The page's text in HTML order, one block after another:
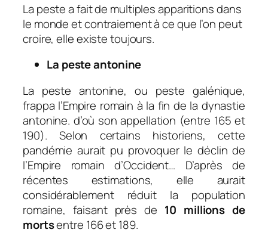
La peste a fait de multiples apparitions dans
le monde et contraiement à ce que l’on peut
croire, elle existe toujours.
La peste antonine
La peste antonine, ou peste galénique,
frappa l’Empire romain à la fin de la dynastie
antonine. d’où son appellation (entre 165 et
190). Selon certains historiens, cette
pandémie aurait pu provoquer le déclin de
l’Empire romain d’Occident… D’après de
récentes estimations, elle aurait
considérablement réduit la population
romaine, faisant près de 10 millions de
mortsentre 166 et 189.